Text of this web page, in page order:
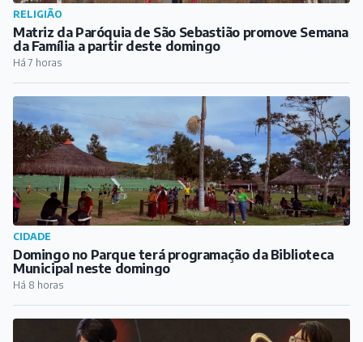
RELIGIÃO
Matriz da Paróquia de São Sebastião promove Semana
da Família a partir deste domingo
Há 7 horas
CIDADE
Domingo no Parque terá programação da Biblioteca
Municipal neste domingo
Há 8 horas